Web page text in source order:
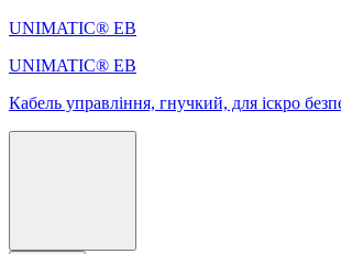
UNIMATIC® EB
UNIMATIC® EB
Кабель управління, гнучкий, для іскро